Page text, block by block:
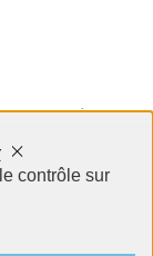
CGU/CGV
contrôle sur